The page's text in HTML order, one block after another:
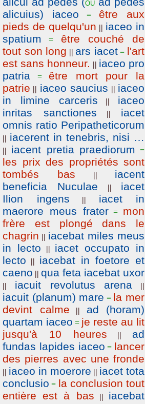
ou
alicuius) iaceo = être aux
pieds de quelqu'un || iaceo in
spatium = être couché de
tout son long || ars iacet= l'art
est sans honneur. || iaceo pro
patria = être mort pour la
patrie || iaceo saucius || iaceo
in limine carceris
||
iaceo
inritas sanctiones
||
iacet
omnis ratio Peripatheticorum
|| iacerent in tenebris, nisi …
|| iacent pretia praediorum =
les prix des propriétés sont
tombés bas
||
iacent
beneficia Nuculae
||
iacet
Ilion ingens
||
iacet in
maerore meus frater= mon
frère est plongé dans le
chagrin || iacebat miles meus
in lecto
||
iacet occupato in
lecto
||
iacebat in foetore et
caeno || qua feta iacebat uxor
|| iacuit revolutus arena ||
iacuit (planum) mare = la mer
devint calme
||
ad (horam)
quartam iaceo = je reste au lit
jusqu'à 10 heures
||
ad
fundas lapides iaceo = lancer
des pierres avec une fronde
|| iaceo in moerore || iacet tota
conclusio = la conclusion tout
entière est à bas
||
iacebat